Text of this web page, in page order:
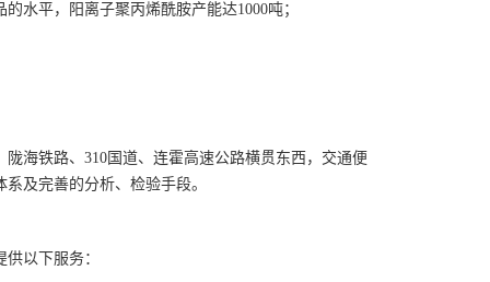
水平，阳离子聚丙烯酰胺产能达1000吨；
铁路、310国道、连霍高速公路横贯东西，交通便
及完善的分析、检验手段。
以下服务：